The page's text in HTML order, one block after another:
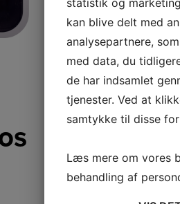
statistik og
kan blive delt med
analysepartnere,
med data, du
de har indsamlet
tjenester. Ved at
samtykke til disse
Læs mere om vores
behandling af